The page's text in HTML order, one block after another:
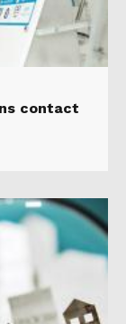
contact